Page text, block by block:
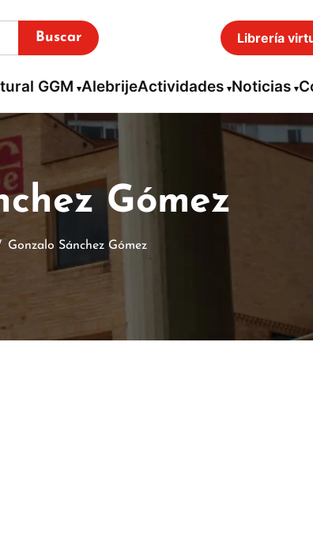
Buscar Librería
GGM AlebrijeActividades Noticias
Gómez
Gonzalo Sánchez Gómez